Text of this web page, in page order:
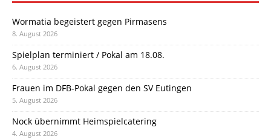
Wormatia begeistert gegen Pirmasens
8. August 2026
Spielplan terminiert / Pokal am 18.08.
6. August 2026
Frauen im DFB-Pokal gegen den SV Eutingen
5. August 2026
Nock übernimmt Heimspielcatering
4. August 2026